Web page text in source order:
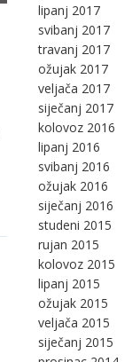
lipanj 2017
svibanj 2017
travanj 2017
ožujak 2017
veljača 2017
siječanj 2017
kolovoz 2016
lipanj 2016
svibanj 2016
ožujak 2016
siječanj 2016
studeni 2015
rujan 2015
kolovoz 2015
lipanj 2015
ožujak 2015
veljača 2015
siječanj 2015